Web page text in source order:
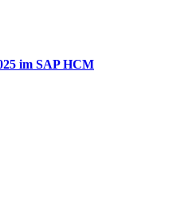
im SAP HCM